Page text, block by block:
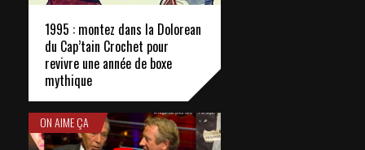
1995 : montez dans la Dolorean
du Cap’tain Crochet pour
revivre une année de boxe
mythique
ON AIME ÇA